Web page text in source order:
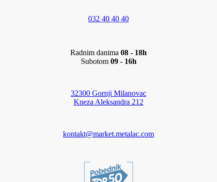
032 40 40 40
Radnim danima 08 - 18h
Subotom 09 - 16h
32300 Gornji Milanovac
Kneza Aleksandra 212
kontakt@market.metalac.com